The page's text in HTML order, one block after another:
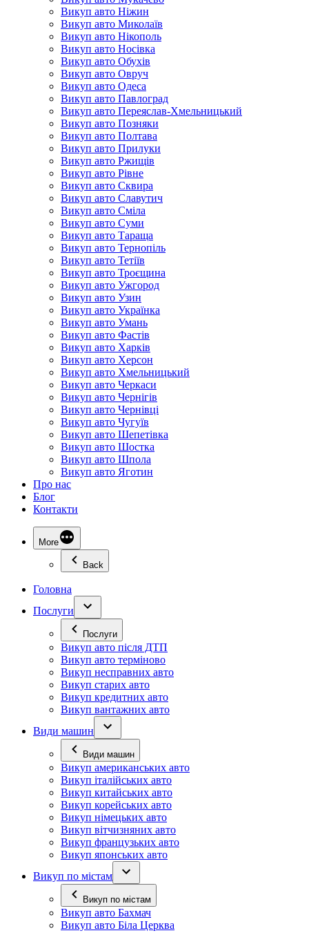
Викуп авто Ніжин
Викуп авто Миколаїв
Викуп авто Нікополь
Викуп авто Носівка
Викуп авто Обухів
Викуп авто Овруч
Викуп авто Одеса
Викуп авто Павлоград
Викуп авто Переяслав-Хмельницький
Викуп авто Позняки
Викуп авто Полтава
Викуп авто Прилуки
Викуп авто Ржищів
Викуп авто Рівне
Викуп авто Сквира
Викуп авто Славутич
Викуп авто Сміла
Викуп авто Суми
Викуп авто Тараща
Викуп авто Тернопіль
Викуп авто Тетіїв
Викуп авто Троєщина
Викуп авто Ужгород
Викуп авто Узин
Викуп авто Українка
Викуп авто Умань
Викуп авто Фастів
Викуп авто Харків
Викуп авто Херсон
Викуп авто Хмельницький
Викуп авто Черкаси
Викуп авто Чернігів
Викуп авто Чернівці
Викуп авто Чугуїв
Викуп авто Шепетівка
Викуп авто Шостка
Викуп авто Шпола
Викуп авто Яготин
Про нас
Блог
Контакти
More
Back
Головна
Послуги
Послуги
Викуп авто після ДТП
Викуп авто терміново
Викуп несправних авто
Викуп старих авто
Викуп кредитних авто
Викуп вантажних авто
Види машин
Види машин
Викуп американських авто
Викуп італійських авто
Викуп китайських авто
Викуп корейських авто
Викуп німецьких авто
Викуп вітчизняних авто
Викуп французьких авто
Викуп японських авто
Викуп по містам
Викуп по містам
Викуп авто Бахмач
Викуп авто Біла Церква